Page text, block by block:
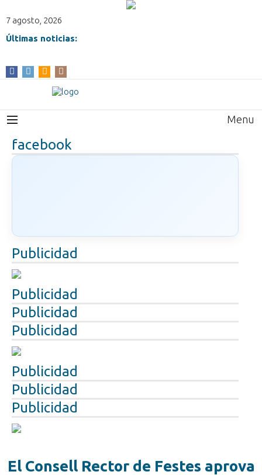
7 agosto, 2026
Últimas noticias:
Menu
facebook
Publicidad
Publicidad
Publicidad
Publicidad
Publicidad
Publicidad
Publicidad
El Consell Rector de Festes aprova